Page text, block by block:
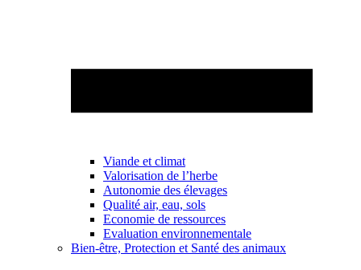
Viande et climat
Valorisation de l’herbe
Autonomie des élevages
Qualité air, eau, sols
Economie de ressources
Evaluation environnementale
Bien-être, Protection et Santé des animaux